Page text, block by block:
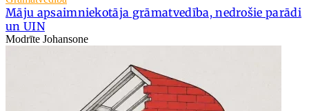
Māju apsaimniekotāja grāmatvedība, nedrošie parādi
un UIN
Modrīte Johansone